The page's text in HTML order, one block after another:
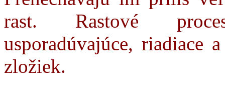
rast. Rastové
usporadúvajúce, riadiace
zložiek.